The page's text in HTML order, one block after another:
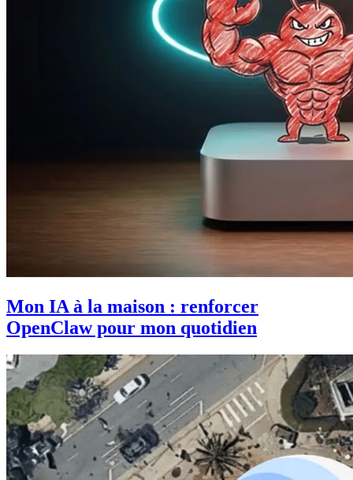
Mon IA à la maison : renforcer
OpenClaw pour mon quotidien